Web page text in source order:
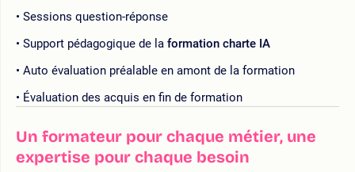
Sessions question-réponse
Support pédagogique de la formation charte IA
Auto évaluation préalable en amont de la formation
Évaluation des acquis en fin de formation
Un formateur pour chaque métier, une
expertise pour chaque besoin